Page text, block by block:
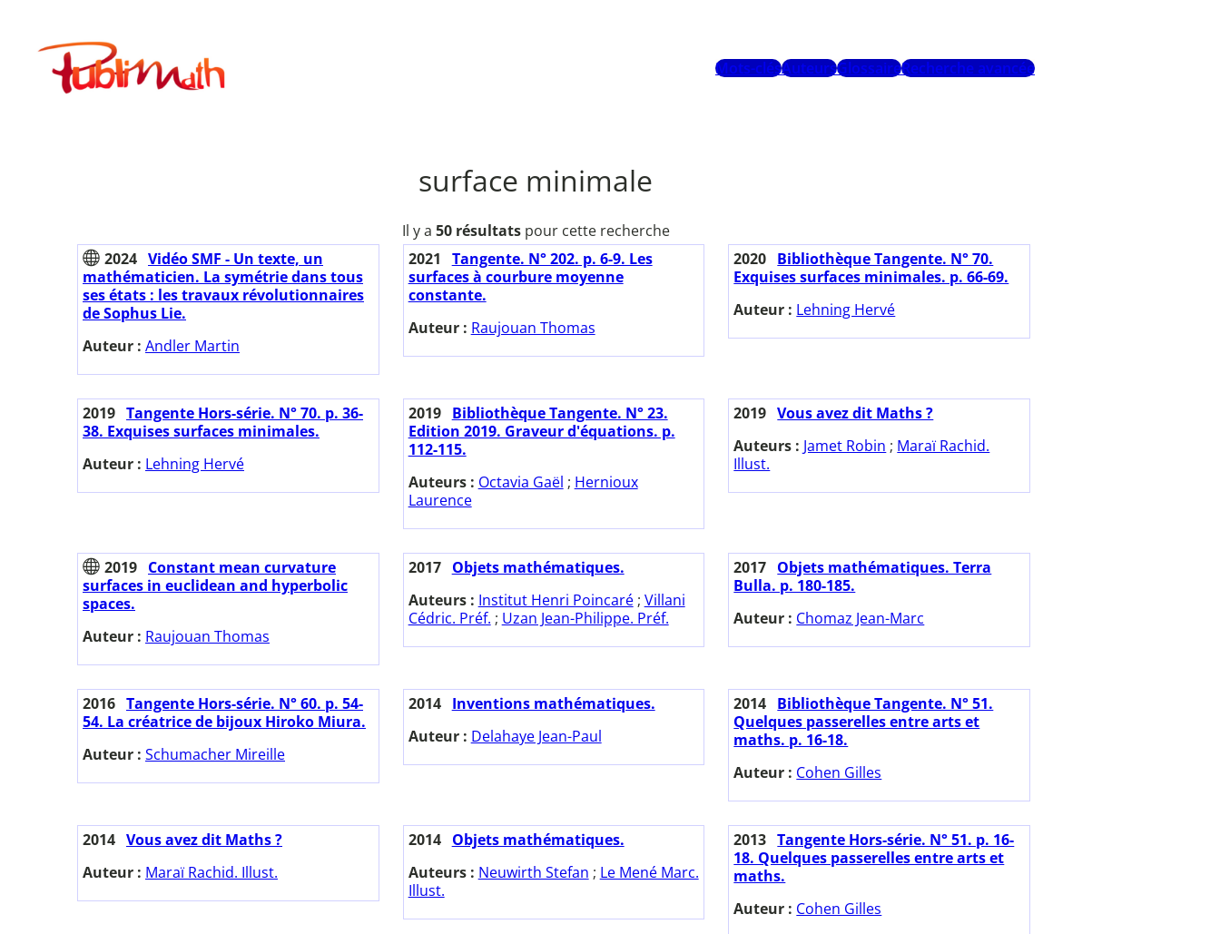
contenuPublimath
Mots-clésAuteursGlossaireRecherche avancée
surface minimale
Il y a 50 résultatspour cette recherche
2024 Vidéo SMF - Un texte, un
mathématicien. La symétrie dans tous
ses états : les travaux révolutionnaires
de Sophus Lie.
Auteur : Andler Martin
2021
Tangente. N° 202. p. 6-9. Les
surfaces à courbure moyenne
constante.
Auteur : Raujouan Thomas
2020 Bibliothèque Tangente. N° 70.
Exquises surfaces minimales. p. 66-69.
Auteur : Lehning Hervé
2019 Tangente Hors-série. N° 70. p. 36-
38. Exquises surfaces minimales.
Auteur : Lehning Hervé
2019
Bibliothèque Tangente. N° 23.
Edition 2019. Graveur d'équations. p.
112-115.
Auteurs : Octavia Gaël ; Hernioux
Laurence
2019 Vous avez dit Maths ?
Auteurs : Jamet Robin ; Maraï Rachid.
Illust.
2019 Constant mean curvature
surfaces in euclidean and hyperbolic
spaces.
Auteur : Raujouan Thomas
2017
Objets mathématiques.
Auteurs : Institut Henri Poincaré; Villani
Cédric. Préf. ; Uzan Jean-Philippe. Préf.
2017 Objets mathématiques. Terra
Bulla. p. 180-185.
Auteur : Chomaz Jean-Marc
2016 Tangente Hors-série. N° 60. p. 54-
54. La créatrice de bijoux Hiroko Miura.
Auteur : Schumacher Mireille
2014
Inventions mathématiques.
Auteur : Delahaye Jean-Paul
2014 Bibliothèque Tangente. N° 51.
Quelques passerelles entre arts et
maths. p. 16-18.
Auteur : Cohen Gilles
2014 Vous avez dit Maths ?
Auteur : Maraï Rachid. Illust.
2014
Objets mathématiques.
Auteurs : Neuwirth Stefan ; Le Mené Marc.
Illust.
2013 Tangente Hors-série. N° 51. p. 16-
18. Quelques passerelles entre arts et
maths.
Auteur : Cohen Gilles